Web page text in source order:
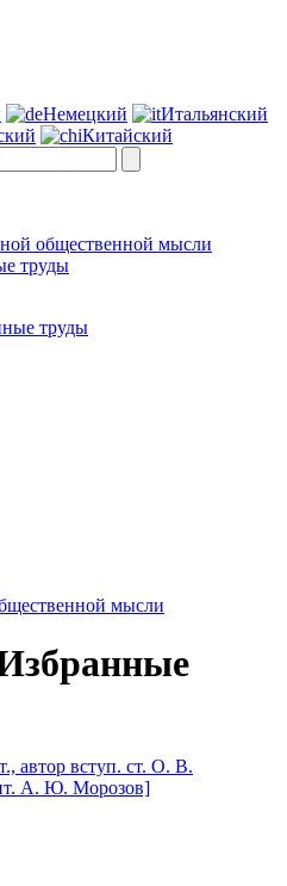
Немецкий
Итальянский
Китайский
общественной мысли
труды
мысли
автор вступ. ст. О. В.
А. Ю. Морозов]